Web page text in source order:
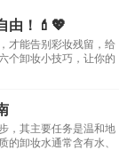
由！💄💖
才能告别彩妆残留，给
个卸妆小技巧，让你的
，其主要任务是温和地
的卸妆水通常含有水、